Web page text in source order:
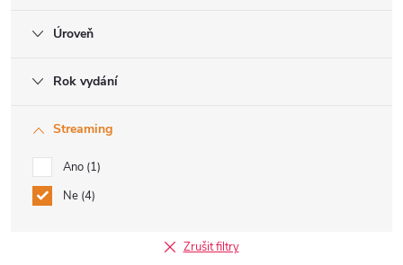
Úroveň
Rok vydání
Streaming
Ano 1
Ne 4
Zrušit filtry